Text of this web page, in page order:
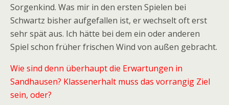
Sorgenkind. Was mir in den ersten Spielen bei
Schwartz bisher aufgefallen ist, er wechselt oft erst
sehr spät aus. Ich hätte bei dem ein oder anderen
Spiel schon früher frischen Wind von außen gebracht.
Wie sind denn überhaupt die Erwartungen in
Sandhausen? Klassenerhalt muss das vorrangig Ziel
sein, oder?